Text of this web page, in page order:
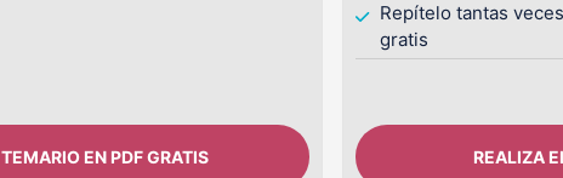
TEMARIO EN PDF GRATIS
Repítelo tantas
gratis
REALIZA